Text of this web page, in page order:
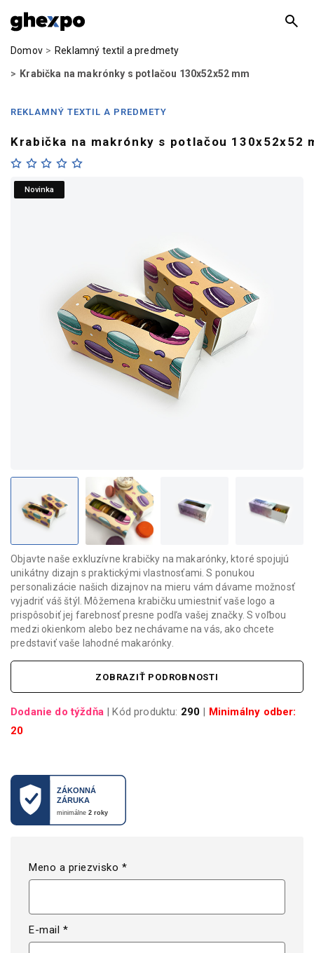
Domov Reklamný textil a predmety
Krabička na makrónky s potlačou 130x52x52 mm
REKLAMNÝ TEXTIL A PREDMETY
Krabička na makrónky s potlačou 130x52x52
Novinka
Objavte naše exkluzívne krabičky na makarónky, ktoré spojujú
unikátny dizajn s praktickými vlastnosťami. S ponukou
personalizácie našich dizajnov na mieru vám dávame možnosť
vyjadriť váš štýl. Môžemena krabičku umiestniť vaše logo a
prispôsobiť jej farebnosť presne podľa vašej značky. S voľbou
medzi okienkom alebo bez nechávame na vás, ako chcete
predstaviť vaše lahodné makarónky.
ZOBRAZIŤ PODROBNOSTI
Dodanie do týždňa| Kód produktu: 290 | Minimálny odber:
20
Meno a priezvisko *
E-mail *